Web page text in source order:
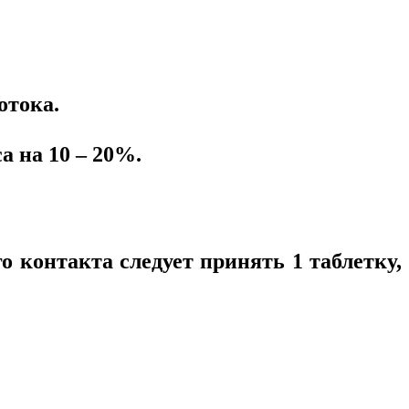
на 10 – 20%.
следует принять 1 таблетку,